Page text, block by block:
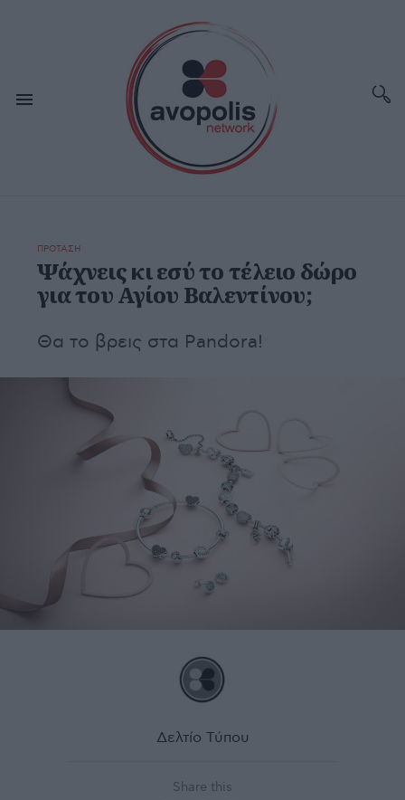
ΠΡΟΤΑΣΗ
Ψάχνεις κι εσύ το τέλειο δώρο
για του Αγίου Βαλεντίνου;
Θα το βρεις στα Pandora!
Δελτίο Τύπου
Share this